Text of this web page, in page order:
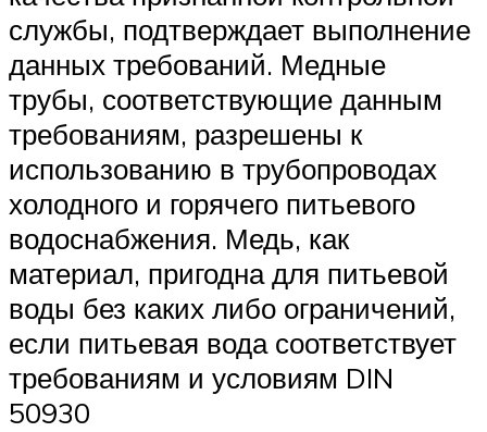
службы, подтверждает выполнение
данных требований. Медные
трубы, соответствующие данным
требованиям, разрешены к
использованию в трубопроводах
холодного и горячего питьевого
водоснабжения. Медь, как
материал, пригодна для питьевой
воды без каких либо ограничений,
если питьевая вода соответствует
требованиям и условиям DIN
50930